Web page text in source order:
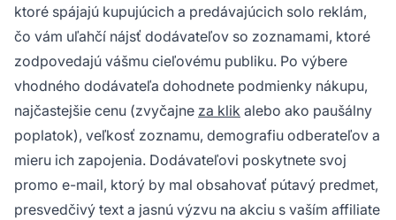
ktoré spájajú kupujúcich a predávajúcich solo reklám,
čo vám uľahčí nájsť dodávateľov so zoznamami, ktoré
zodpovedajú vášmu cieľovému publiku. Po výbere
vhodného dodávateľa dohodnete podmienky nákupu,
najčastejšie cenu (zvyčajne za klik alebo ako paušálny
poplatok), veľkosť zoznamu, demografiu odberateľov a
mieru ich zapojenia. Dodávateľovi poskytnete svoj
promo e-mail, ktorý by mal obsahovať pútavý predmet,
presvedčivý text a jasnú výzvu na akciu s vaším affiliate